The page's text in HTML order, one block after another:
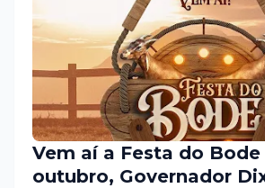
Vem aí a Festa do Bode
outubro, Governador